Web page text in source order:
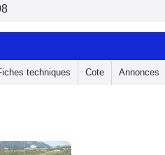
techniques Cote Annonces